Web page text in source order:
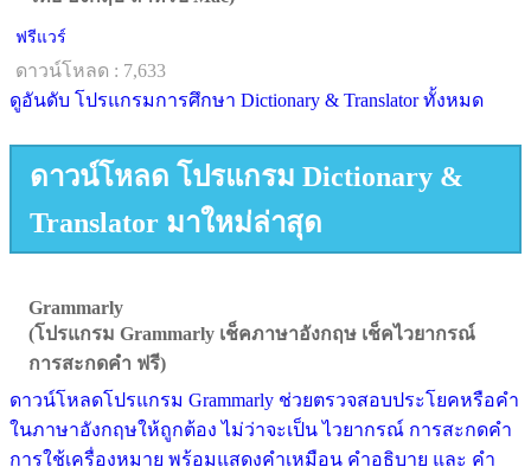
ฟรีแวร์
ดาวน์โหลด : 7,633
ดูอันดับ โปรแกรมการศึกษา Dictionary & Translator ทั้งหมด
ดาวน์โหลด โปรแกรม Dictionary &
Translator มาใหม่ล่าสุด
Grammarly
(โปรแกรม Grammarly เช็คภาษาอังกฤษ เช็คไวยากรณ์
การสะกดคำ ฟรี)
ดาวน์โหลดโปรแกรม Grammarly ช่วยตรวจสอบประโยคหรือคำ
ในภาษาอังกฤษให้ถูกต้อง ไม่ว่าจะเป็น ไวยากรณ์ การสะกดคำ
การใช้เครื่องหมาย พร้อมแสดงคำเหมือน คำอธิบาย และ คำ